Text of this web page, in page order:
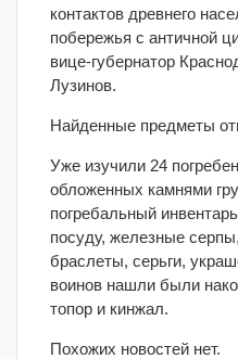
контактов древнего
побережья с античной
вице-губернатор
Лузинов.
Найденные предметы
Уже изучили 24
обложенных камнями
погребальный
посуду, железные
браслеты, серьги,
воинов нашли были
топор и кинжал.
Похожих новостей нет.